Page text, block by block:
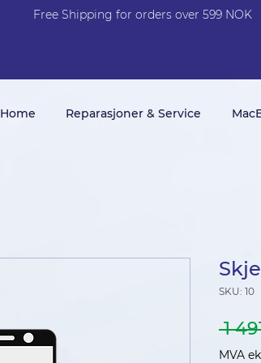
Free Shipping for orders over 599 NOK
Home Reparasjoner & Service
SKU: 10
1
MVA